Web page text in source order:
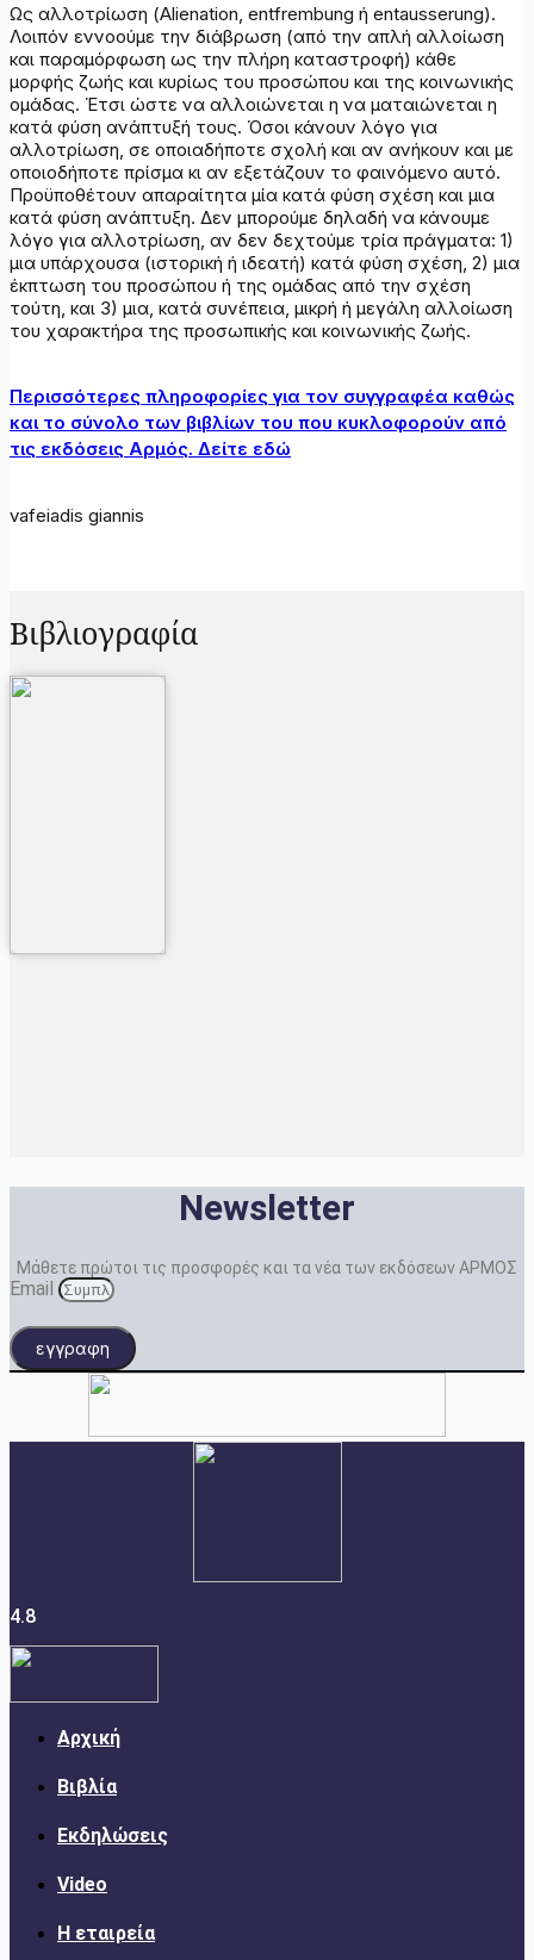
Ως αλλοτρίωση (Alienation, entfrembung ή entausserung).
Λοιπόν εννοούμε την διάβρωση (από την απλή αλλοίωση
και παραμόρφωση ως την πλήρη καταστροφή) κάθε
μορφής ζωής και κυρίως του προσώπου και της κοινωνικής
ομάδας. Έτσι ώστε να αλλοιώνεται η να ματαιώνεται η
κατά φύση ανάπτυξή τους. Όσοι κάνουν λόγο για
αλλοτρίωση, σε οποιαδήποτε σχολή και αν ανήκουν και με
οποιοδήποτε πρίσμα κι αν εξετάζουν το φαινόμενο αυτό.
Προϋποθέτουν απαραίτητα μία κατά φύση σχέση και μια
κατά φύση ανάπτυξη. Δεν μπορούμε δηλαδή να κάνουμε
λόγο για αλλοτρίωση, αν δεν δεχτούμε τρία πράγματα: 1)
μια υπάρχουσα (ιστορική ή ιδεατή) κατά φύση σχέση, 2) μια
έκπτωση του προσώπου ή της ομάδας από την σχέση
τούτη, και 3) μια, κατά συνέπεια, μικρή ή μεγάλη αλλοίωση
του χαρακτήρα της προσωπικής και κοινωνικής ζωής.
Περισσότερες πληροφορίες για τον συγγραφέα καθώς
και το σύνολο των βιβλίων του που κυκλοφορούν από
τις εκδόσεις Αρμός. Δείτε εδώ
vafeiadis giannis
Βιβλιογραφία
Newsletter
Μάθετε πρώτοι τις προσφορές και τα νέα των εκδόσεων ΑΡΜΟΣ
Email
εγγραφη
4.8
Αρχική
Βιβλία
Εκδηλώσεις
Video
Η εταιρεία